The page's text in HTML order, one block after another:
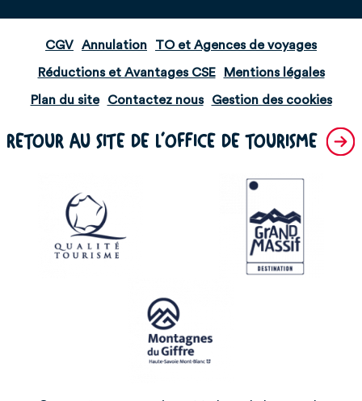
CGV Annulation TO et Agences de voyages
Réductions et Avantages CSE Mentions légales
Plan du site Contactez nous Gestion des cookies
RETOUR AU SITE DE L'OFFICE DE TOURISME